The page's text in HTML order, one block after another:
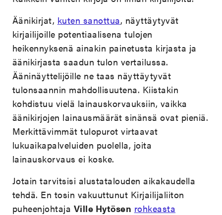
Äänikirjat, kuten sanottua, näyttäytyvät
kirjailijoille potentiaalisena tulojen
heikennyksenä ainakin painetusta kirjasta ja
äänikirjasta saadun tulon vertailussa.
Ääninäyttelijöille ne taas näyttäytyvät
tulonsaannin mahdollisuutena. Kiistakin
kohdistuu vielä lainauskorvauksiin, vaikka
äänikirjojen lainausmäärät sinänsä ovat pieniä.
Merkittävimmät tulopurot virtaavat
lukuaikapalveluiden puolella, joita
lainauskorvaus ei koske.
Jotain tarvitsisi alustatalouden aikakaudella
tehdä. En tosin vakuuttunut Kirjailijaliiton
puheenjohtaja Ville Hytösen rohkeasta